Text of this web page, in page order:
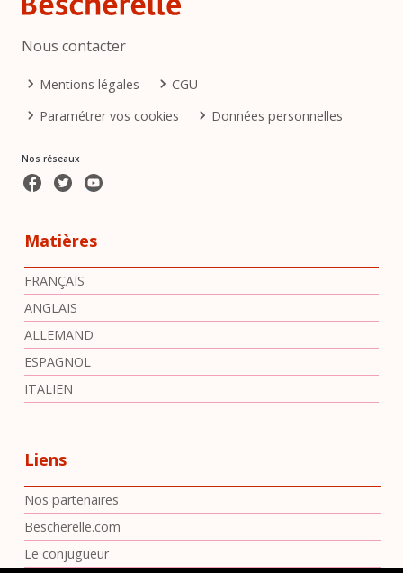
Italienisch gelernt
geworden und
Probleme damit gehabt.
Nous contacter
Menu Pied de page
Mentions légales
CGU
Paramétrer vos cookies
Données personnelles
Nos réseaux
FacebookTwitterYoutube
Matières
FRANÇAIS
ANGLAIS
ALLEMAND
ESPAGNOL
ITALIEN
Liens
Nos partenaires
Bescherelle.com
Le conjugueur